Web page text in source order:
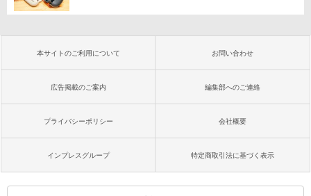
本サイトのご利用について お問い合わせ
広告掲載のご案内 編集部へのご連絡
プライバシーポリシー 会社概要
インプレスグループ 特定商取引法に基づく表示